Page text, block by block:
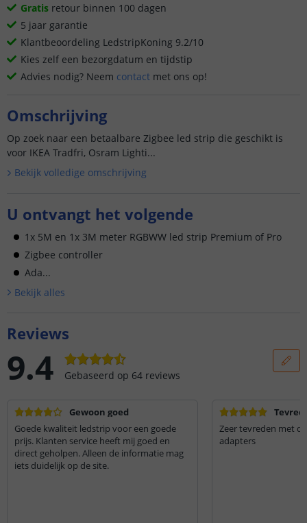
Gratis retour binnen 100 dagen
5 jaar garantie
Klantbeoordeling LedstripKoning 9.2/10
Kies zelf een bezorgdatum en tijdstip
Advies nodig? Neem contact met ons op!
Omschrijving
Op zoek naar een betaalbare Zigbee led strip die geschikt is
voor IKEA Tradfri, Osram Lighti...
Bekijk volledige omschrijving
U ontvangt het volgende
1x 5M en 1x 3M meter RGBWW led strip Premium of Pro
Zigbee controller
Ada...
Bekijk alles
Reviews
9.4 Gebaseerd op 64 reviews
Gewoon goed
Goede kwaliteit ledstrip voor een goede
prijs. Klanten service heeft mij goed en
direct geholpen. Alleen de informatie mag
iets duidelijk op de site.
Zeer tevreden met
adapters